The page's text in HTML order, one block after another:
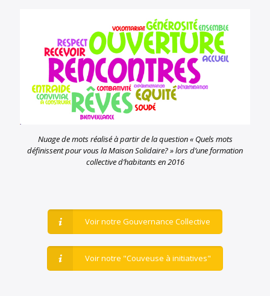
Nuage de mots réalisé à partir de la question « Quels mots
définissent pour vous la Maison Solidaire? » lors d’une formation
collective d’habitants en 2016
Voir notre Gouvernance Collective
Voir notre "Couveuse à initiatives"